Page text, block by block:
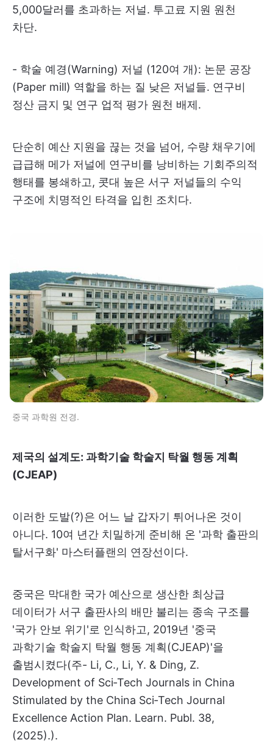
5,000달러를 초과하는 저널. 투고료 지원 원천
차단.
- 학술 예경(Warning) 저널 (120여 개): 논문 공장
(Paper mill) 역할을 하는 질 낮은 저널들. 연구비
정산 금지 및 연구 업적 평가 원천 배제.
단순히 예산 지원을 끊는 것을 넘어, 수량 채우기에
급급해 메가 저널에 연구비를 낭비하는 기회주의적
행태를 봉쇄하고, 콧대 높은 서구 저널들의 수익
구조에 치명적인 타격을 입힌 조치다.
중국 과학원 전경.
제국의 설계도: 과학기술 학술지 탁월 행동 계획
(CJEAP)
이러한 도발(?)은 어느 날 갑자기 튀어나온 것이
아니다. 10여 년간 치밀하게 준비해 온 '과학 출판의
탈서구화' 마스터플랜의 연장선이다.
중국은 막대한 국가 예산으로 생산한 최상급
데이터가 서구 출판사의 배만 불리는 종속 구조를
'국가 안보 위기'로 인식하고, 2019년 '중국
과학기술 학술지 탁월 행동 계획(CJEAP)'을
출범시켰다(주- Li, C., Li, Y. & Ding, Z.
Development of Sci‐Tech Journals in China
Stimulated by the China Sci‐Tech Journal
Excellence Action Plan. Learn. Publ. 38,
(2025).).